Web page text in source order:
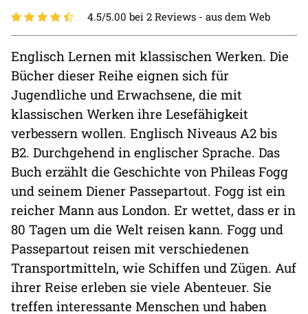
4.5/5.00 bei 2 Reviews - aus dem Web
Englisch Lernen mit klassischen Werken. Die
Bücher dieser Reihe eignen sich für
Jugendliche und Erwachsene, die mit
klassischen Werken ihre Lesefähigkeit
verbessern wollen. Englisch Niveaus A2 bis
B2. Durchgehend in englischer Sprache. Das
Buch erzählt die Geschichte von Phileas Fogg
und seinem Diener Passepartout. Fogg ist ein
reicher Mann aus London. Er wettet, dass er in
80 Tagen um die Welt reisen kann. Fogg und
Passepartout reisen mit verschiedenen
Transportmitteln, wie Schiffen und Zügen. Auf
ihrer Reise erleben sie viele Abenteuer. Sie
treffen interessante Menschen und haben